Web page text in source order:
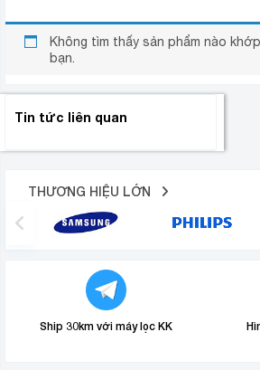
Không tìm thấy sản phẩm nào
bạn.
Tin tức liên quan
THƯƠNG HIỆU LỚN
Ship 30km với máy lọc KK